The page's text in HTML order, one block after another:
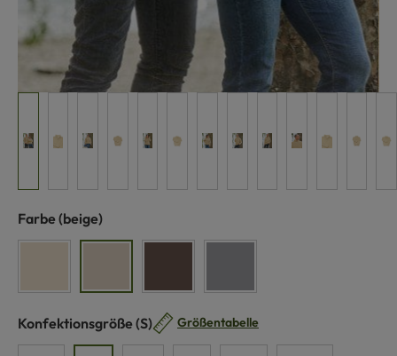
Farbe auswählen
(beige)
Konfektionsgröße auswählen
(S) Größentabelle